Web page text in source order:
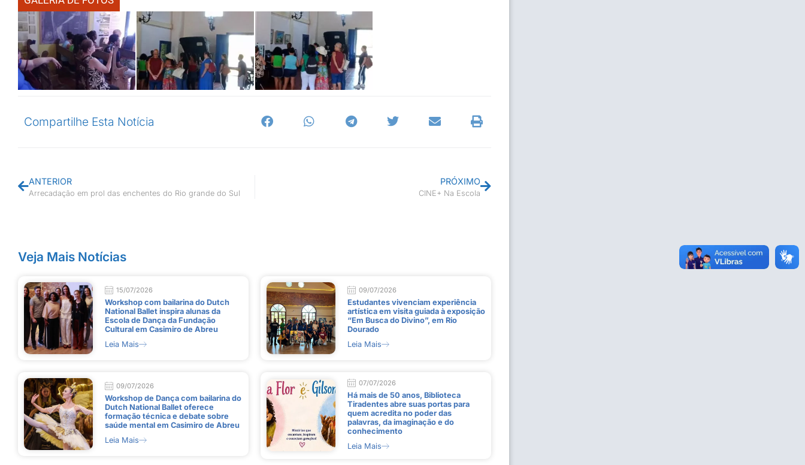
Compartilhe Esta Notícia
ANTERIOR
Arrecadação em prol das enchentes do Rio grande do Sul
PRÓXIMO
CINE+ Na Escola
Veja Mais Notícias
15/07/2026
Workshop com bailarina do Dutch
National Ballet inspira alunas da
Escola de Dança da Fundação
Cultural em Casimiro de Abreu
Leia Mais
09/07/2026
Estudantes vivenciam experiência
artística em visita guiada à exposição
“Em Busca do Divino”, em Rio
Dourado
Leia Mais
09/07/2026
Workshop de Dança com bailarina do
Dutch National Ballet oferece
formação técnica e debate sobre
saúde mental em Casimiro de Abreu
Leia Mais
07/07/2026
Há mais de 50 anos, Biblioteca
Tiradentes abre suas portas para
quem acredita no poder das
palavras, da imaginação e do
conhecimento
Leia Mais